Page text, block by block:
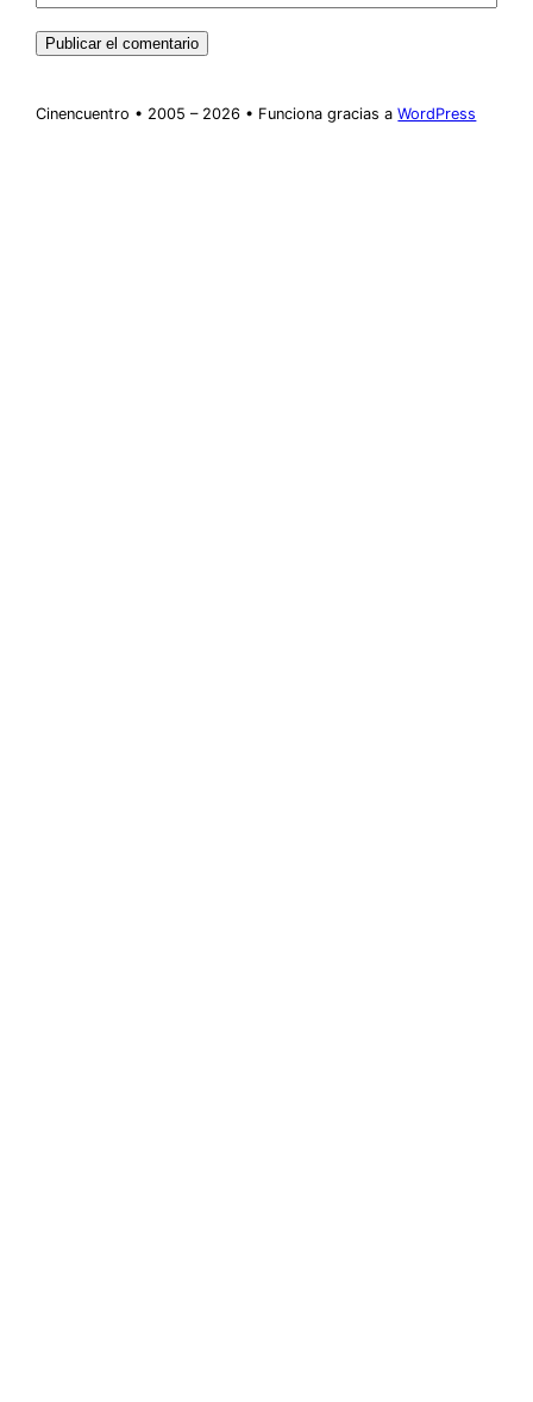
Cinencuentro • 2005 – 2026 • Funciona gracias aWordPress